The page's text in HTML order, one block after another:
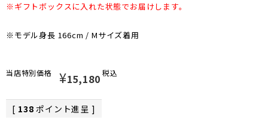
※ギフトボックスに入れた状態でお届けします。
※モデル身長 166cm / Mサイズ着用
当店特別価格 ¥15,180 税込
[ 138 ポイント進呈 ]